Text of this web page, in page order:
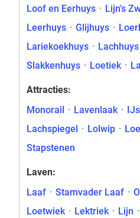
Loof en Eerhuys · Lijn's
Leerhuys · Glijhuys ·
Lariekoekhuys · Lachhuys
Slakkenhuys · Loetiek ·
Attracties:
Monorail
· Lavenlaak ·
Lachspiegel
· Lolwip ·
Stapstenen
Laven:
Laaf · Stamvader Laaf ·
Loetwiek · Lektriek · Lijn ·